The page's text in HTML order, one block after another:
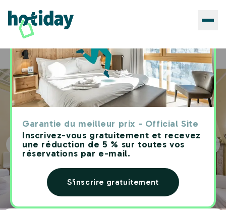
Garantie du meilleur prix - Official Site
Inscrivez-vous gratuitement et recevez
une réduction de 5 % sur toutes vos
réservations par e-mail.
S'inscrire gratuitement
Home Hôtels Hotiday Room Collection - Rapallo